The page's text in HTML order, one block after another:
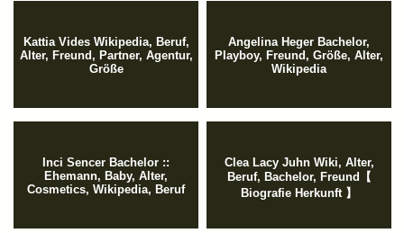
Kattia Vides Wikipedia, Beruf,
Alter, Freund, Partner, Agentur,
Größe
Angelina Heger Bachelor,
Playboy, Freund, Größe, Alter,
Wikipedia
Inci Sencer Bachelor ::
Ehemann, Baby, Alter,
Cosmetics, Wikipedia, Beruf
Clea Lacy Juhn Wiki, Alter,
Beruf, Bachelor, Freund【
Biografie Herkunft 】